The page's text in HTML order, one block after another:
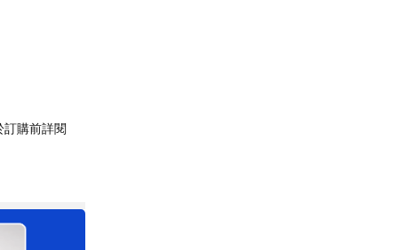
訂購前詳閱